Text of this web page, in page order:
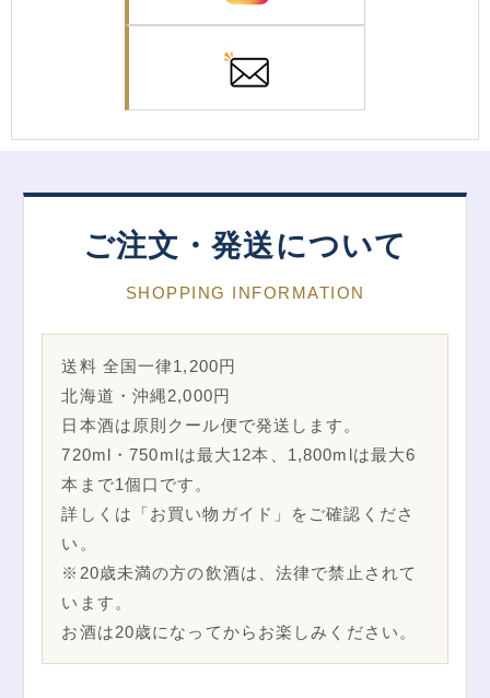
ご注文・発送について
SHOPPING INFORMATION
送料 全国一律1,200円
北海道・沖縄2,000円
日本酒は原則クール便で発送します。
720ml・750mlは最大12本、1,800mlは最大6
本まで1個口です。
詳しくは「お買い物ガイド」をご確認くださ
い。
※20歳未満の方の飲酒は、法律で禁止されて
います。
お酒は20歳になってからお楽しみください。